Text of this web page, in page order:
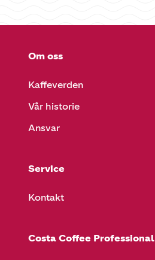
Om oss
Kaffeverden
Vår historie
Ansvar
Service
Kontakt
Costa Coffee Professional